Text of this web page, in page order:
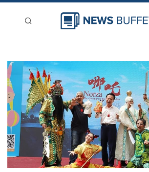
新聞稿分類
登入
刊登